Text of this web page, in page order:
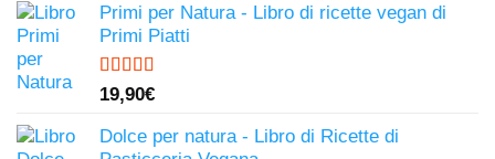
Primi per Natura - Libro di ricette vegan di
Primi Piatti
Valutato
4.50
19,90€
Dolce per natura - Libro di Ricette di